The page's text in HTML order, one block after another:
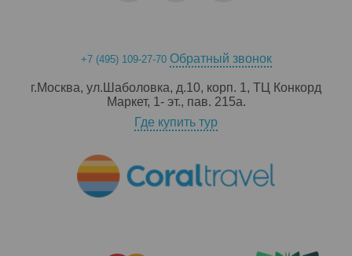
+7 (495) 109-27-70 Обратный звонок
г.Москва, ул.Шаболовка, д.10, корп. 1, ТЦ Конкорд
Маркет, 1- эт., пав. 215a.
Где купить тур